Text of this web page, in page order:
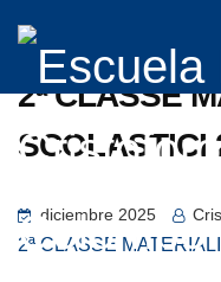
2ª CLASSE
SCOLASTICI
diciembre 2025
2ª CLASSE